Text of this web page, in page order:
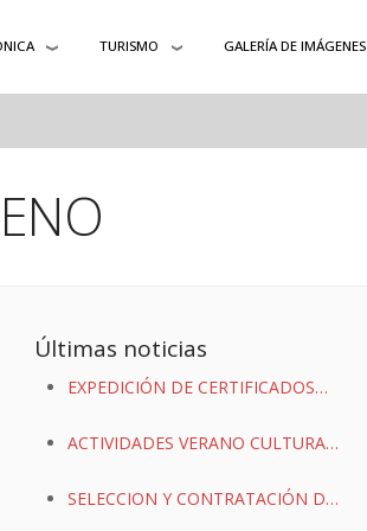
TURISMO GALERÍA DE IMÁGENES
Últimas noticias
EXPEDICIÓN DE CERTIFICADOS
ACTIVIDADES VERANO CULTURAL
SELECCION Y CONTRATACIÓN DE